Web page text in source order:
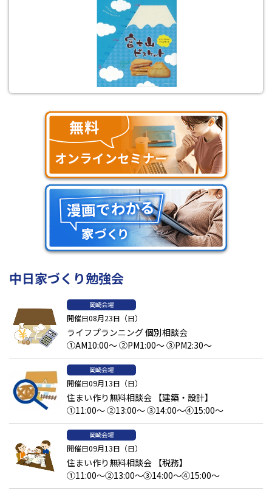
中日家づくり勉強会
岡崎会場
開催日08月23日（日）
ライフプランニング 個別相談会
①AM10:00～ ②PM1:00～ ③PM2:30～
岡崎会場
開催日09月13日（日）
住まい作り無料相談会 【建築・設計】
①11:00～ ②13:00～ ③14:00～④15:00～
岡崎会場
開催日09月13日（日）
住まい作り無料相談会 【税務】
①11:00～②13:00～③14:00～④15:00～